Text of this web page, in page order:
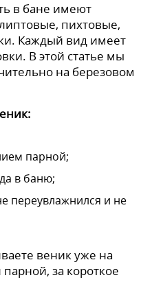
в бане имеют
пихтовые,
Каждый вид имеет
В этой статье мы
на березовом
парной;
в баню;
переувлажнился и не
веник уже на
за короткое